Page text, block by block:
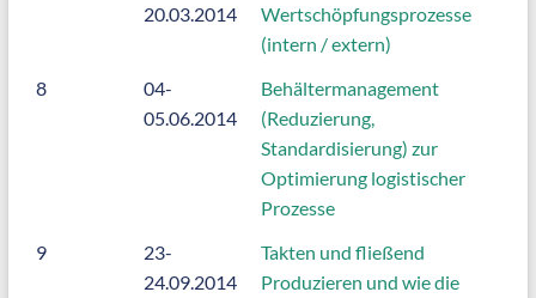
20.03.2014
Wertschöpfungsprozesse
(intern / extern)
8
04-
05.06.2014
Behältermanagement
(Reduzierung,
Standardisierung) zur
Optimierung logistischer
Prozesse
9
23-
24.09.2014
Takten und fließend
Produzieren und wie die